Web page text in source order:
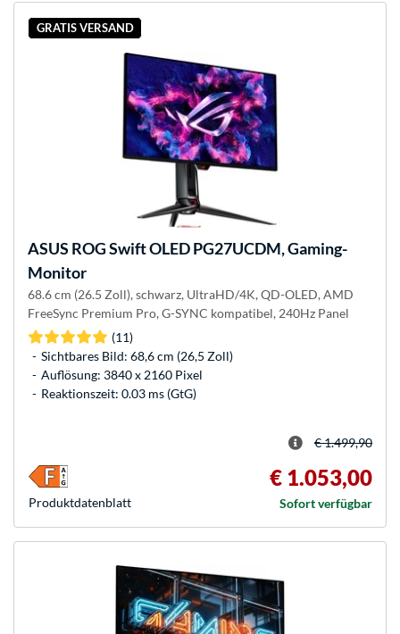
GRATIS VERSAND
ASUS ROG Swift OLED PG27UCDM, Gaming-
Monitor
68.6 cm (26.5 Zoll), schwarz, UltraHD/4K, QD-OLED, AMD
FreeSync Premium Pro, G-SYNC kompatibel, 240Hz Panel
(11)
Sichtbares Bild: 68,6 cm (26,5 Zoll)
Auflösung: 3840 x 2160 Pixel
Reaktionszeit: 0.03 ms (GtG)
€ 1.499,90
€ 1.053,00
Sofort verfügbar
Produkt­datenblatt